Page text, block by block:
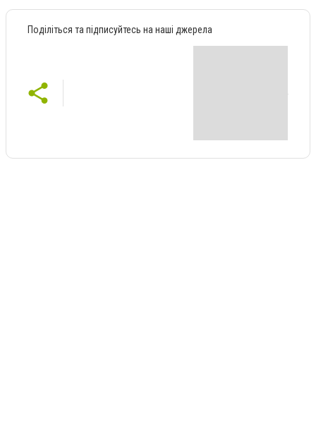
Поділіться та підписуйтесь на наші джерела